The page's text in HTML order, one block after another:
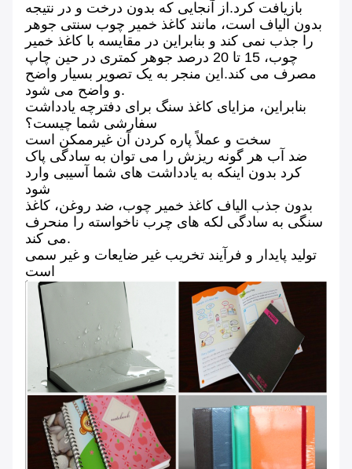
بازیافت کرد.از آنجایی که بدون درخت و در نتیجه
بدون الیاف است، مانند کاغذ خمیر چوب سنتی جوهر
را جذب نمی کند و بنابراین در مقایسه با کاغذ خمیر
چوب، 15 تا 20 درصد جوهر کمتری در حین چاپ
مصرف می کند.این منجر به یک تصویر بسیار واضح
و واضح می شود.
بنابراین، مزایای کاغذ سنگ برای دفترچه یادداشت
سفارشی شما چیست؟
سخت و عملاً پاره کردن آن غیرممکن است
ضد آب هر گونه ریزش را می توان به سادگی پاک
کرد بدون اینکه به یادداشت های شما آسیبی وارد
شود
بدون جذب الیاف کاغذ خمیر چوب، ضد روغن، کاغذ
سنگی به سادگی لکه های چرب ناخواسته را منحرف
می کند.
تولید پایدار و فرآیند تخریب غیر ضایعات و غیر سمی
است